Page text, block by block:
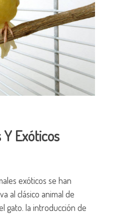
Exóticos
exóticos se han
al clásico animal de
gato. la introducción de